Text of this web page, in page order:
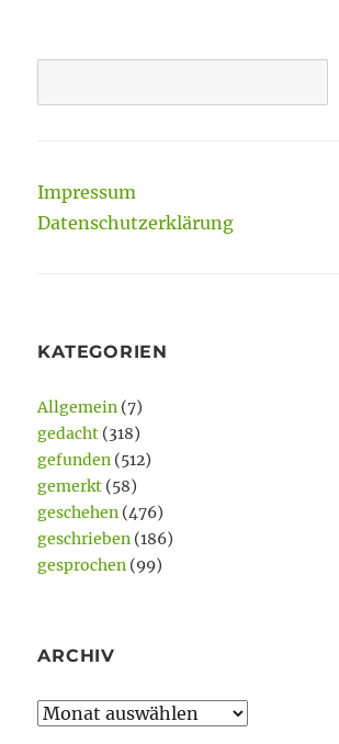
Impressum
Datenschutzerklärung
KATEGORIEN
Allgemein (7)
gedacht (318)
gefunden (512)
gemerkt (58)
geschehen (476)
geschrieben (186)
gesprochen (99)
ARCHIV
Archiv